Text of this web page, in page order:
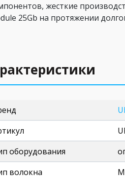
жесткие
25Gb на протяжении
оборудования
волокна